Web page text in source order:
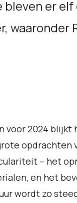
er
waaronder
voor 2024 blijkt
opdrachten
– het
en het
wordt zo